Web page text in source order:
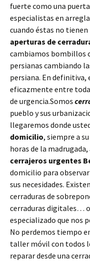
fuerte como una
especialistas en
cuando éstas no
aperturas de
cambiamos bombillos
persianas cambiando
persiana. En definitiva,
eficazmente entre
de urgencia.Somos
pueblo y sus
llegaremos donde
domicilio, siempre a
horas de la
cerrajeros urgentes
domicilio para
sus necesidades.
cerraduras de
cerraduras digitales…
especializado que nos
No perdemos tiempo
taller móvil con todos
reparar desde una